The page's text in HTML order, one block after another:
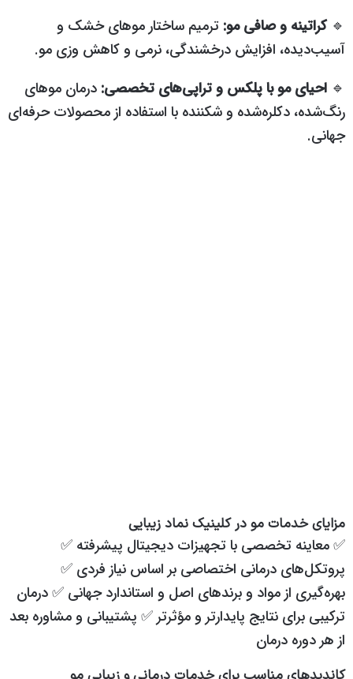
🔹کراتینه و صافی مو: ترمیم ساختار موهای خشک و
آسیب‌دیده، افزایش درخشندگی، نرمی و کاهش وزی مو.
🔹 احیای مو با پلکس و تراپی‌های تخصصی: درمان موهای
رنگ‌شده، دکلره‌شده و شکننده با استفاده از محصولات حرفه‌ای
جهانی.
مزایای خدمات مو در کلینیک نماد زیبایی
✅ معاینه تخصصی با تجهیزات دیجیتال پیشرفته ✅
پروتکل‌های درمانی اختصاصی بر اساس نیاز فردی ✅
بهره‌گیری از مواد و برندهای اصل و استاندارد جهانی ✅ درمان
ترکیبی برای نتایج پایدارتر و مؤثرتر ✅ پشتیبانی و مشاوره بعد
از هر دوره درمان